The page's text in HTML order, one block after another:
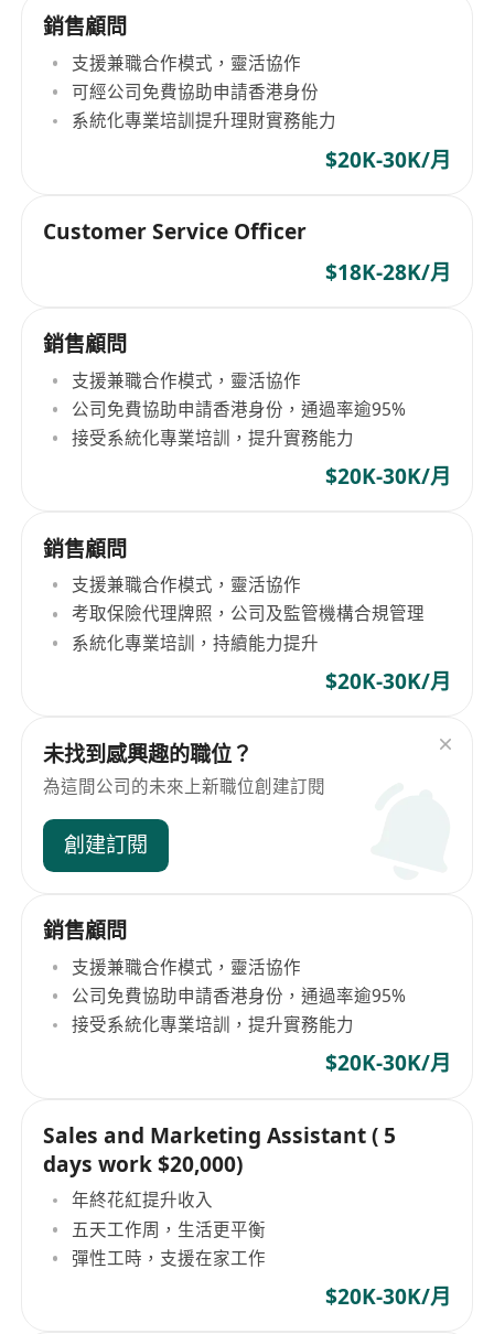
銷售顧問
支援兼職合作模式，靈活協作
可經公司免費協助申請香港身份
系統化專業培訓提升理財實務能力
$20K-30K/月
Customer Service Officer
$18K-28K/月
銷售顧問
支援兼職合作模式，靈活協作
公司免費協助申請香港身份，通過率逾95%
接受系統化專業培訓，提升實務能力
$20K-30K/月
銷售顧問
支援兼職合作模式，靈活協作
考取保險代理牌照，公司及監管機構合規管理
系統化專業培訓，持續能力提升
$20K-30K/月
未找到感興趣的職位？
為這間公司的未來上新職位創建訂閱
創建訂閱
銷售顧問
支援兼職合作模式，靈活協作
公司免費協助申請香港身份，通過率逾95%
接受系統化專業培訓，提升實務能力
$20K-30K/月
Sales and Marketing Assistant ( 5
days work $20,000)
年終花紅提升收入
五天工作周，生活更平衡
彈性工時，支援在家工作
$20K-30K/月